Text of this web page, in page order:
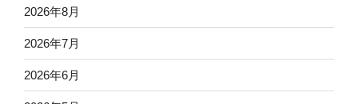
2026年8月
2026年7月
2026年6月